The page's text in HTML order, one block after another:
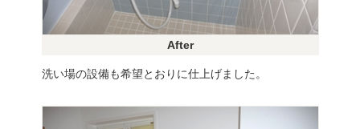
After
洗い場の設備も希望とおりに仕上げました。